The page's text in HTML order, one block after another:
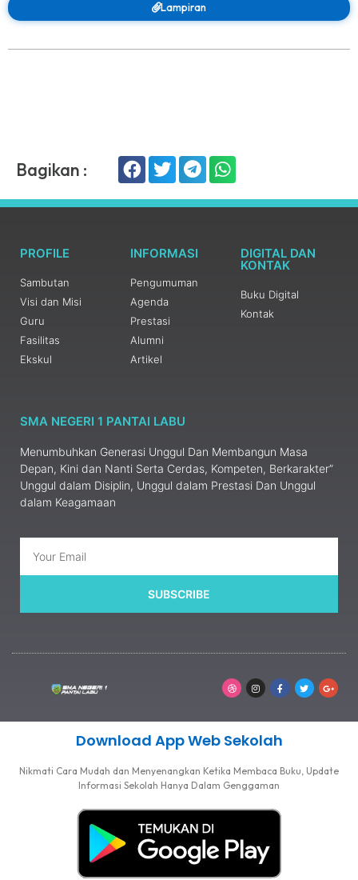
Lampiran
Bagikan :
PROFILE
Sambutan
Visi dan Misi
Guru
Fasilitas
Ekskul
INFORMASI
Pengumuman
Agenda
Prestasi
Alumni
Artikel
DIGITAL DAN
KONTAK
Buku Digital
Kontak
SMA NEGERI 1 PANTAI LABU
Menumbuhkan Generasi Unggul Dan Membangun Masa
Depan, Kini dan Nanti Serta Cerdas, Kompeten, Berkarakter”
Unggul dalam Disiplin, Unggul dalam Prestasi Dan Unggul
dalam Keagamaan
SUBSCRIBE
Download App Web Sekolah
Nikmati Cara Mudah dan Menyenangkan Ketika Membaca Buku, Update
Informasi Sekolah Hanya Dalam Genggaman